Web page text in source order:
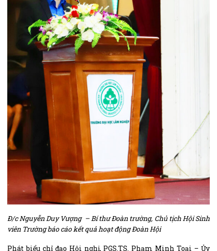
Đ/c Nguyễn Duy Vượng – Bí thư Đoàn trường, Chủ tịch Hội Sinh
viên Trường báo cáo kết quả hoạt độngĐoàn Hội
Phát biểu chỉ đạo Hội nghị, PGS.TS. Phạm Minh Toại – Ủy